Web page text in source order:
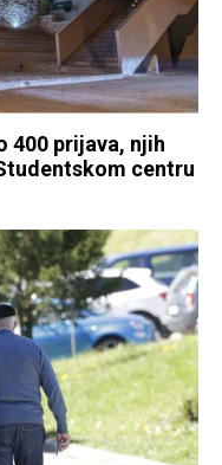
400 prijava, njih
centru